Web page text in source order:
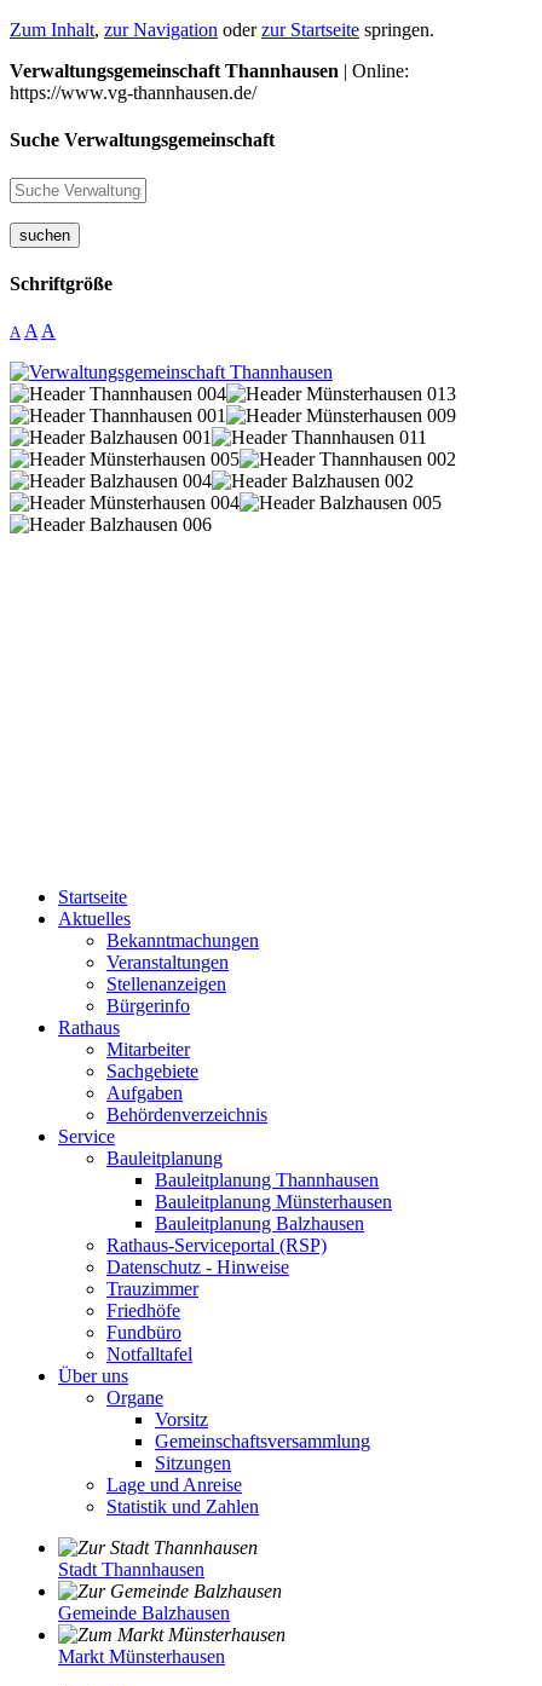
Zum Inhalt, zur Navigation oderzur Startseite springen.
Verwaltungsgemeinschaft Thannhausen | Online:
https://www.vg-thannhausen.de/
Suche Verwaltungsgemeinschaft
suchen
Schriftgröße
A A A
Startseite
Aktuelles
Bekanntmachungen
Veranstaltungen
Stellenanzeigen
Bürgerinfo
Rathaus
Mitarbeiter
Sachgebiete
Aufgaben
Behördenverzeichnis
Service
Bauleitplanung
Bauleitplanung Thannhausen
Bauleitplanung Münsterhausen
Bauleitplanung Balzhausen
Rathaus-Serviceportal (RSP)
Datenschutz - Hinweise
Trauzimmer
Friedhöfe
Fundbüro
Notfalltafel
Über uns
Organe
Vorsitz
Gemeinschaftsversammlung
Sitzungen
Lage und Anreise
Statistik und Zahlen
Stadt Thannhausen
Gemeinde Balzhausen
Markt Münsterhausen